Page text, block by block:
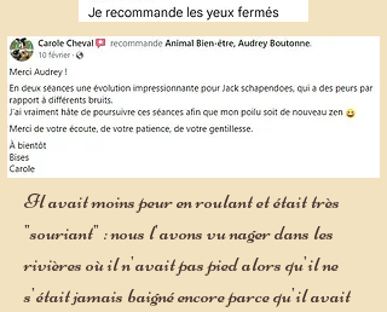
Il avait moins peur en roulant et était très
"souriant" : nous l'avons vu nager dans les
rivières où il n'avait pas pied alors qu'il ne
s'était jamais baigné encore parce qu'il avait